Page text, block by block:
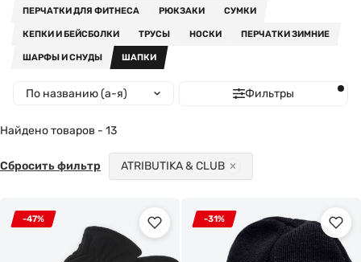
ПЕРЧАТКИ ДЛЯ ФИТНЕСА РЮКЗАКИ СУМКИ
КЕПКИ И БЕЙСБОЛКИ ТРУСЫ НОСКИ ПЕРЧАТКИ ЗИМНИЕ
ШАРФЫ И СНУДЫ ШАПКИ
По названию (а-я) Фильтры
Найдено товаров - 13
ATRIBUTIKA & CLUB
Сбросить фильтр
-47% -31%